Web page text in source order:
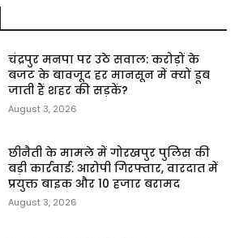
चंद्रपुर मनपा पर उठे सवाल: करोड़ों के
बजट के बावजूद हर मानसून में क्यों डूब
जाती हैं शहर की सड़कें?
August 3, 2026
छीनैती के मामले में गोरखपुर पुलिस की
बड़ी कार्रवाई: आरोपी गिरफ्तार, वारदात में
प्रयुक्त बाइक और ₹10 हजार बरामद
August 3, 2026